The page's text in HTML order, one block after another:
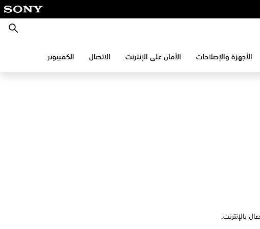
بحث
الأجهزة والإصلاحات الأمان على الإنترنت الاتصال الكمبيوتر